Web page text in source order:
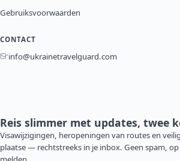
Gebruiksvoorwaarden
CONTACT
info@ukrainetravelguard.com
Reis slimmer met updates, twee
Visawijzigingen, heropeningen van routes en
plaatse — rechtstreeks in je inbox. Geen spam,